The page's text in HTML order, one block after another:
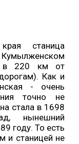
станица
в 220 км от
Как и
- очень
точно не
стала в 1698
нынешний
году. То есть
и станицей не